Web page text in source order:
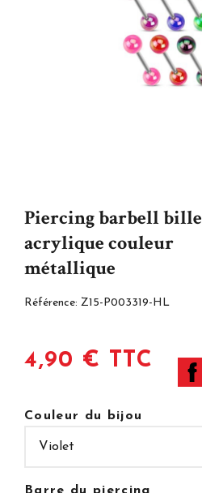
Piercing barbell bille
acrylique couleur
métallique
Référence: Z15-P003319-HL
4,90 € TTC
Couleur du bijou
Barre du piercing